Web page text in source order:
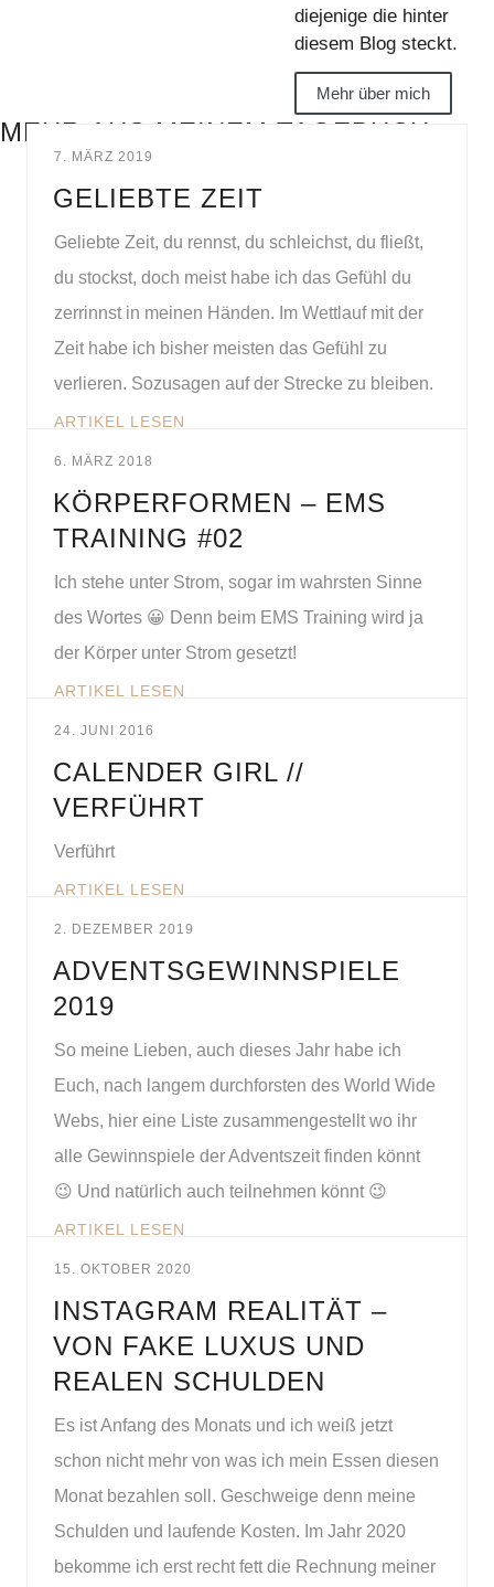
diejenige die hinter
diesem Blog steckt.
Mehr über mich
MEHR AUS MEINEM TAGEBUCH
7. MÄRZ 2019
GELIEBTE ZEIT
Geliebte Zeit, du rennst, du schleichst, du fließt,
du stockst, doch meist habe ich das Gefühl du
zerrinnst in meinen Händen. Im Wettlauf mit der
Zeit habe ich bisher meisten das Gefühl zu
verlieren. Sozusagen auf der Strecke zu bleiben.
ARTIKEL LESEN
6. MÄRZ 2018
KÖRPERFORMEN – EMS
TRAINING #02
Ich stehe unter Strom, sogar im wahrsten Sinne
des Wortes 😀 Denn beim EMS Training wird ja
der Körper unter Strom gesetzt!
ARTIKEL LESEN
24. JUNI 2016
CALENDER GIRL //
VERFÜHRT
Verführt
ARTIKEL LESEN
2. DEZEMBER 2019
ADVENTSGEWINNSPIELE
2019
So meine Lieben, auch dieses Jahr habe ich
Euch, nach langem durchforsten des World Wide
Webs, hier eine Liste zusammengestellt wo ihr
alle Gewinnspiele der Adventszeit finden könnt
😉 Und natürlich auch teilnehmen könnt 😉
ARTIKEL LESEN
15. OKTOBER 2020
INSTAGRAM REALITÄT –
VON FAKE LUXUS UND
REALEN SCHULDEN
Es ist Anfang des Monats und ich weiß jetzt
schon nicht mehr von was ich mein Essen diesen
Monat bezahlen soll. Geschweige denn meine
Schulden und laufende Kosten. Im Jahr 2020
bekomme ich erst recht fett die Rechnung meiner